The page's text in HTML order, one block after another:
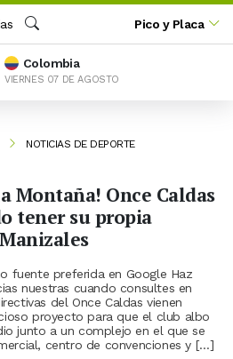
Buscar
Pico y Placa
Colombia
VIERNES 07 DE AGOSTO
NOTICIAS DE DEPORTE
Montaña! Once Caldas
tener su propia
fuente preferida en Google Haz
nuestras cuando consultes en
del Once Caldas vienen
proyecto para que el club albo
junto a un complejo en el que se
centro de convenciones y […]